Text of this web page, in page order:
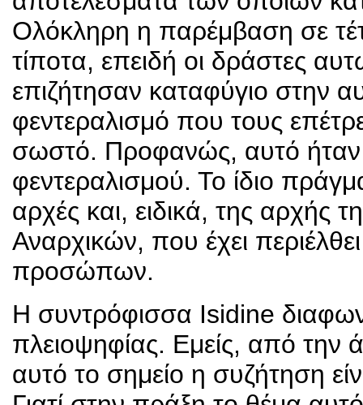
Ολόκληρη η παρέμβαση σε
τίποτα, επειδή οι δράστες
επιζήτησαν καταφύγιο στην
φεντεραλισμό που τους
σωστό. Προφανώς, αυτό ήταν
φεντεραλισμού. Το ίδιο
αρχές και, ειδικά, της αρχής
Αναρχικών, που έχει
προσώπων.
Η συντρόφισσα Isidine
πλειοψηφίας. Εμείς, από την
αυτό το σημείο η συζήτηση